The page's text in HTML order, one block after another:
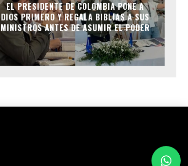
EL PRESIDENTE DE COLOMBIA PONE A
DIOS PRIMERO Y REGALA BIBLIAS A SUS
MINISTROS ANTES DE ASUMIR EL PODER